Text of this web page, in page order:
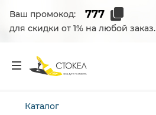
Ваш промокод:
для скидки от 1% на любой заказ.
Каталог